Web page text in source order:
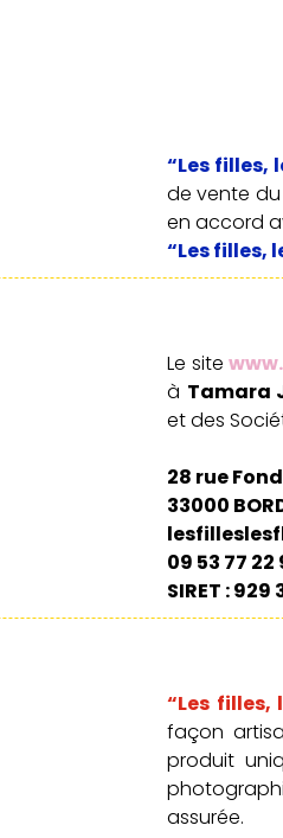
“Les filles,
de vente du
en accord
“Les filles,
Le site
à Tamara
et des
28 rue
33000
09 53 77 22
SIRET : 929
“Les filles,
façon
produit
assurée.